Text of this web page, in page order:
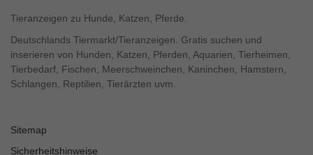
Tieranzeigen zu Hunde, Katzen, Pferde.
Deutschlands Tiermarkt/Tieranzeigen. Gratis suchen und
inserieren von Hunden, Katzen, Pferden, Aquarien, Tierheimen,
Tierbedarf, Fischen, Meerschweinchen, Kaninchen, Hamstern,
Schlangen, Reptilien, Tierärzten uvm.
Sitemap
Sicherheitshinweise